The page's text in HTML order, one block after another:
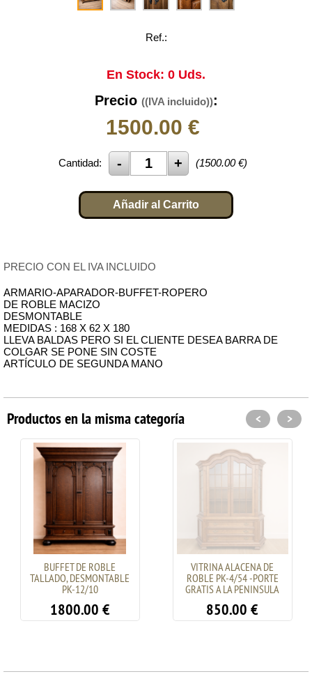
Ref.:
En Stock: 0 Uds.
Precio ((IVA incluido)):
1500.00 €
Cantidad: (1500.00€)
Añadir al Carrito
PRECIO CON EL IVA INCLUIDO
ARMARIO-APARADOR-BUFFET-ROPERO
DE ROBLE MACIZO
DESMONTABLE
MEDIDAS : 168 X 62 X 180
LLEVA BALDAS PERO SI EL CLIENTE DESEA BARRA DE
COLGAR SE PONE SIN COSTE
ARTÍCULO DE SEGUNDA MANO
Productos en la misma categoría
BUFFET DE ROBLE
TALLADO, DESMONTABLE
PK-12/10
1800.00 €
VITRINA ALACENA DE
ROBLE PK-4/54 -PORTE
GRATIS A LA PENINSULA
850.00 €
< >